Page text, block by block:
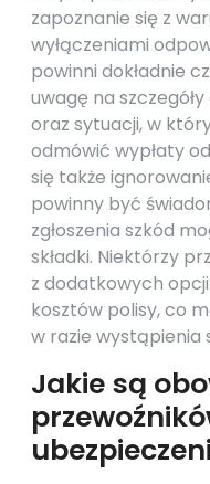
zapoznanie się z
wyłączeniami
powinni dokładnie
uwagę na
oraz sytuacji, w
odmówić wypłaty
się także
powinny być
zgłoszenia szkód
składki. Niektórzy
z dodatkowych
kosztów polisy, co
w razie wystąpienia
Jakie są